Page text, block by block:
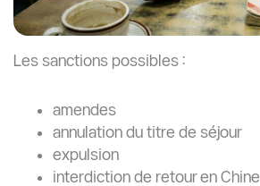
Les sanctions possibles :
amendes
annulation du titre de séjour
expulsion
interdiction de retour en Chine